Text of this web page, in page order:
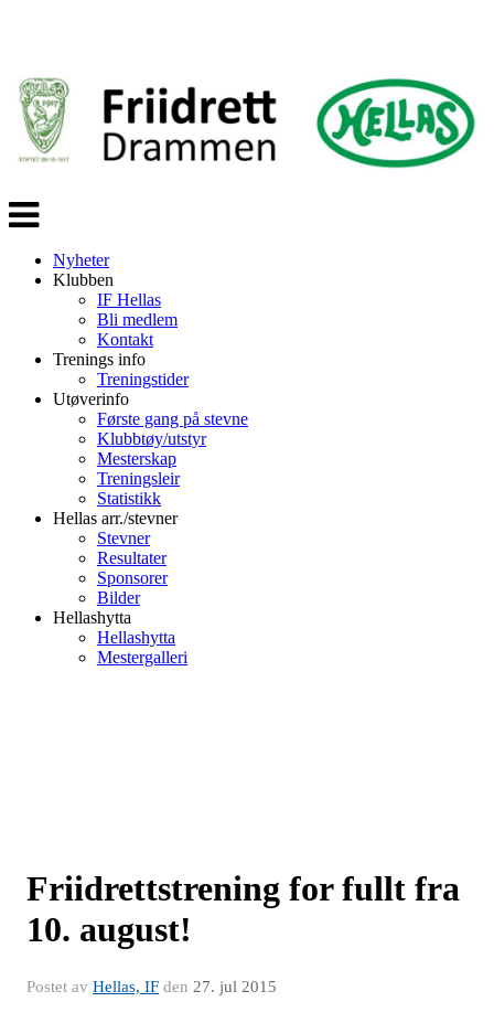
Veksle
navigasjon
Nyheter
Klubben
IF Hellas
Bli medlem
Kontakt
Trenings info
Treningstider
Utøverinfo
Første gang på stevne
Klubbtøy/utstyr
Mesterskap
Treningsleir
Statistikk
Hellas arr./stevner
Stevner
Resultater
Sponsorer
Bilder
Hellashytta
Hellashytta
Mestergalleri
Friidrettstrening for fullt fra
10. august!
Postet av Hellas, IF den 27. jul 2015